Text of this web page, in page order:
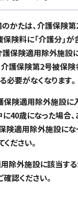
かたは、介護保険
険料に「介護分」が
護保険適用除外施設
護保険第2号被保険
必要がなくなります。
保険適用除外施設に
に40歳になった場合
険適用除外施設にな
ださい。
用除外施設に該当す
認ください。